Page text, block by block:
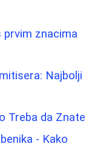
prvim znacima
Najbolji
Treba da Znate
- Kako